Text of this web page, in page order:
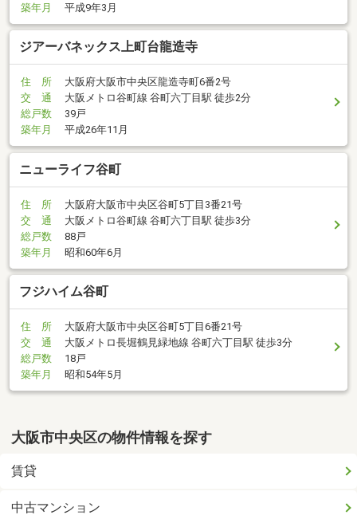
築年月
平成9年3月
ジアーバネックス上町台龍造寺
住 所
大阪府大阪市中央区龍造寺町6番2号
交 通
大阪メトロ谷町線 谷町六丁目駅 徒歩2分
総戸数
39戸
築年月
平成26年11月
ニューライフ谷町
住 所
大阪府大阪市中央区谷町5丁目3番21号
交 通
大阪メトロ谷町線 谷町六丁目駅 徒歩3分
総戸数
88戸
築年月
昭和60年6月
フジハイム谷町
住 所
大阪府大阪市中央区谷町5丁目6番21号
交 通
大阪メトロ長堀鶴見緑地線 谷町六丁目駅 徒歩3分
総戸数
18戸
築年月
昭和54年5月
大阪市中央区の物件情報を探す
賃貸
中古マンション